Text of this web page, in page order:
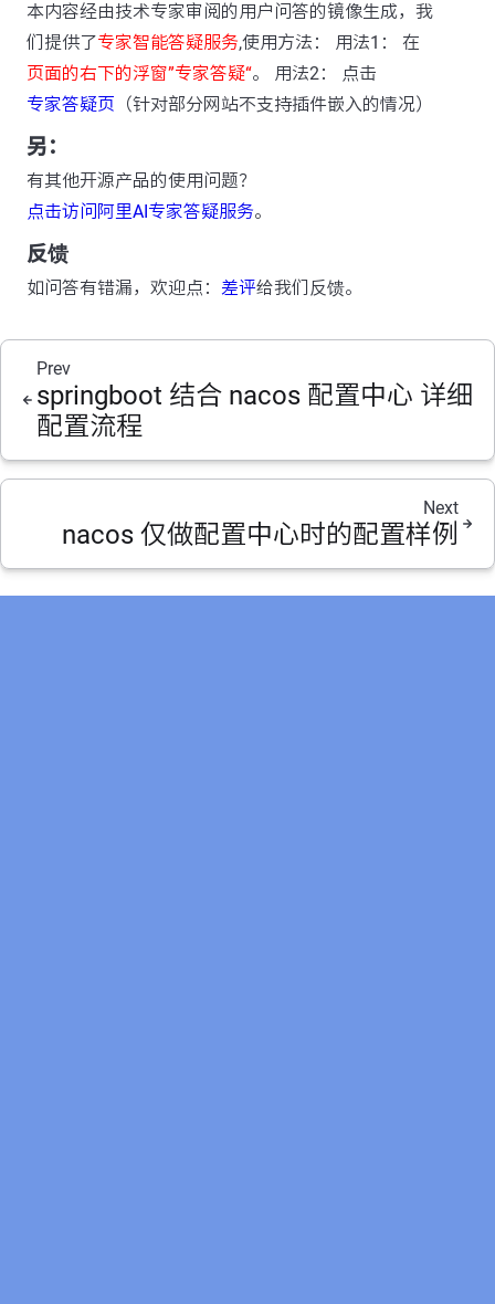
本内容经由技术专家审阅的用户问答的镜像生成，我
们提供了专家智能答疑服务,使用方法： 用法1： 在
页面的右下的浮窗”专家答疑“。 用法2： 点击
专家答疑页 （针对部分网站不支持插件嵌入的情况）
另：
有其他开源产品的使用问题？
点击访问阿里AI专家答疑服务。
反馈
如问答有错漏，欢迎点： 差评给我们反馈。
Prev
springboot 结合 nacos 配置中心 详细
配置流程
Next
nacos 仅做配置中心时的配置样例